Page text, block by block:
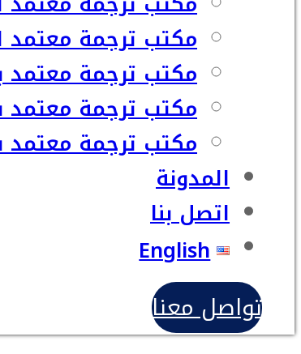
مكتب ترجمة معتمد
مكتب ترجمة معتمد
مكتب ترجمة
مكتب ترجمة
المدونة
اتصل بنا
English
تواصل معنا